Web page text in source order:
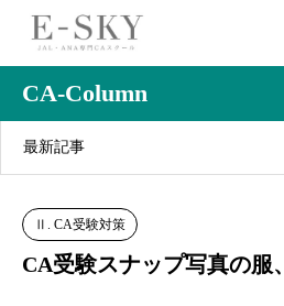
CA-Column
最新記事
Ⅱ. CA受験対策
CA受験スナップ写真の服